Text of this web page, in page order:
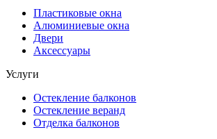
Пластиковые окна
Алюминиевые окна
Двери
Аксессуары
Услуги
Остекление балконов
Остекление веранд
Отделка балконов